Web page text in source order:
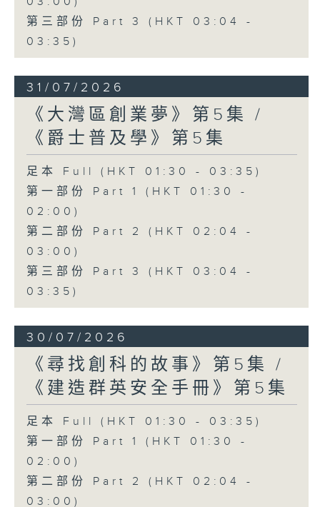
第三部份 Part 3 (HKT 03:04 -
03:35)
31/07/2026
《大灣區創業夢》第5集 /
《爵士普及學》第5集
足本 Full (HKT 01:30 - 03:35)
第一部份 Part 1 (HKT 01:30 -
02:00)
第二部份 Part 2 (HKT 02:04 -
03:00)
第三部份 Part 3 (HKT 03:04 -
03:35)
30/07/2026
《尋找創科的故事》第5集 /
《建造群英安全手冊》第5集
足本 Full (HKT 01:30 - 03:35)
第一部份 Part 1 (HKT 01:30 -
02:00)
第二部份 Part 2 (HKT 02:04 -
03:00)